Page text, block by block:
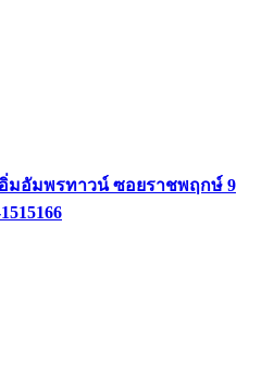
มอัมพรทาวน์ ซอยราชพฤกษ์ 9